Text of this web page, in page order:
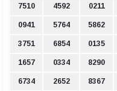
7510 4592 0211
0941 5764 5862
3751 6854 0135
1657 0334 8290
6734 2652 8367